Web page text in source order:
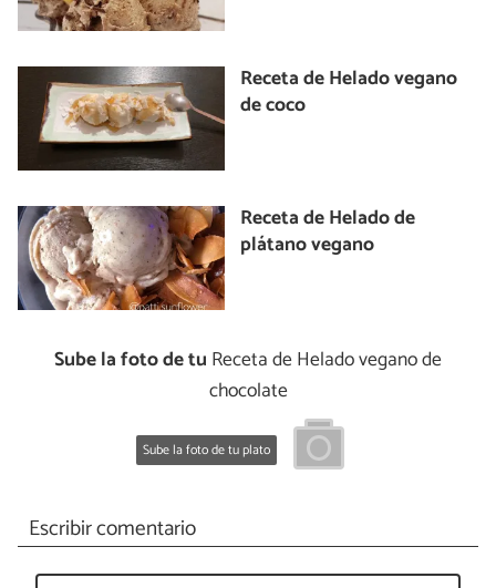
Receta de Helado vegano
de coco
Receta de Helado de
plátano vegano
Sube la foto de tu Receta de Helado vegano de
chocolate
Sube la foto de tu plato
Escribir comentario